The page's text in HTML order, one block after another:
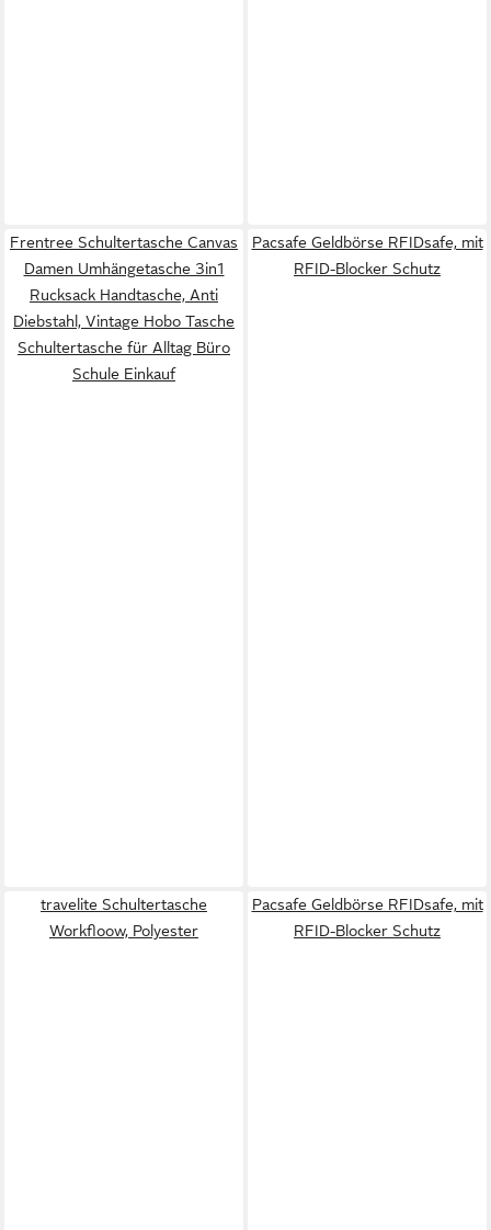
Frentree Schultertasche Canvas
Damen Umhängetasche 3in1
Rucksack Handtasche, Anti
Diebstahl, Vintage Hobo Tasche
Schultertasche für Alltag Büro
Schule Einkauf
Pacsafe Geldbörse RFIDsafe, mit
RFID-Blocker Schutz
travelite Schultertasche
Workfloow, Polyester
Pacsafe Geldbörse RFIDsafe, mit
RFID-Blocker Schutz